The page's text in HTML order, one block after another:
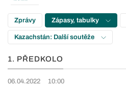
Zprávy Zápasy, tabulky
Kazachstán: Další soutěže
1. PŘEDKOLO
06.04.2022 10:00